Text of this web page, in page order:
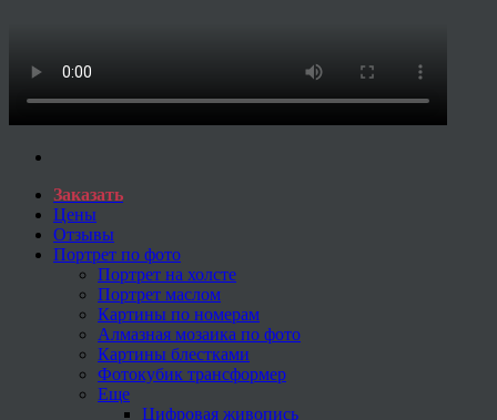
Заказать
Цены
Отзывы
Портрет по фото
Портрет на холсте
Портрет маслом
Картины по номерам
Алмазная мозаика по фото
Картины блестками
Фотокубик трансформер
Еще
Цифровая живопись